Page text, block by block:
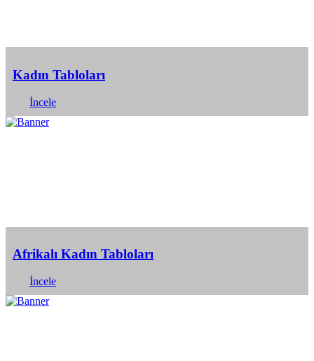
Kadın Tabloları
İncele
Afrikalı Kadın Tabloları
İncele